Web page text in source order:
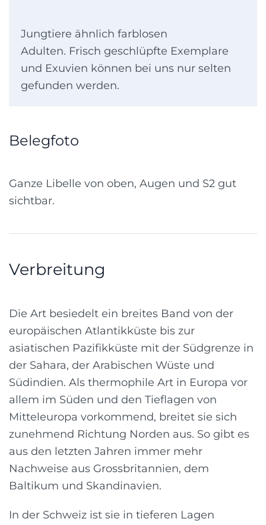
Jungtiere ähnlich farblosen
Adulten. Frisch geschlüpfte Exemplare
und Exuvien können bei uns nur selten
gefunden werden.
Belegfoto
Ganze Libelle von oben, Augen und S2 gut
sichtbar.
Verbreitung
Die Art besiedelt ein breites Band von der
europäischen Atlantikküste bis zur
asiatischen Pazifikküste mit der Südgrenze in
der Sahara, der Arabischen Wüste und
Südindien. Als thermophile Art in Europa vor
allem im Süden und den Tieflagen von
Mitteleuropa vorkommend, breitet sie sich
zunehmend Richtung Norden aus. So gibt es
aus den letzten Jahren immer mehr
Nachweise aus Grossbritannien, dem
Baltikum und Skandinavien.
In der Schweiz ist sie in tieferen Lagen